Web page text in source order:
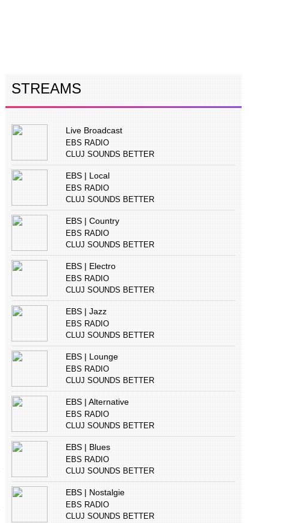
STREAMS
Live Broadcast
EBS RADIO
CLUJ SOUNDS BETTER
EBS | Local
EBS RADIO
CLUJ SOUNDS BETTER
EBS | Country
EBS RADIO
CLUJ SOUNDS BETTER
EBS | Electro
EBS RADIO
CLUJ SOUNDS BETTER
EBS | Jazz
EBS RADIO
CLUJ SOUNDS BETTER
EBS | Lounge
EBS RADIO
CLUJ SOUNDS BETTER
EBS | Alternative
EBS RADIO
CLUJ SOUNDS BETTER
EBS | Blues
EBS RADIO
CLUJ SOUNDS BETTER
EBS | Nostalgie
EBS RADIO
CLUJ SOUNDS BETTER